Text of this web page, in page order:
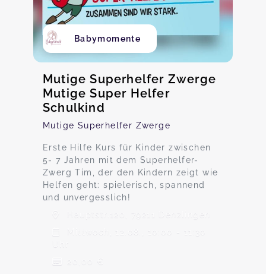
Babymomente
Mutige Superhelfer Zwerge
Mutige Super Helfer
Schulkind
Mutige Superhelfer Zwerge
Erste Hilfe Kurs für Kinder zwischen
5- 7 Jahren mit dem Superhelfer-
Zwerg Tim, der den Kindern zeigt wie
Helfen geht: spielerisch, spannend
und unvergesslich!
Hauptstr.120, 79211 Denzlingen
Mittwoch, 12.08., 10:00 - 11:30
20,00 €